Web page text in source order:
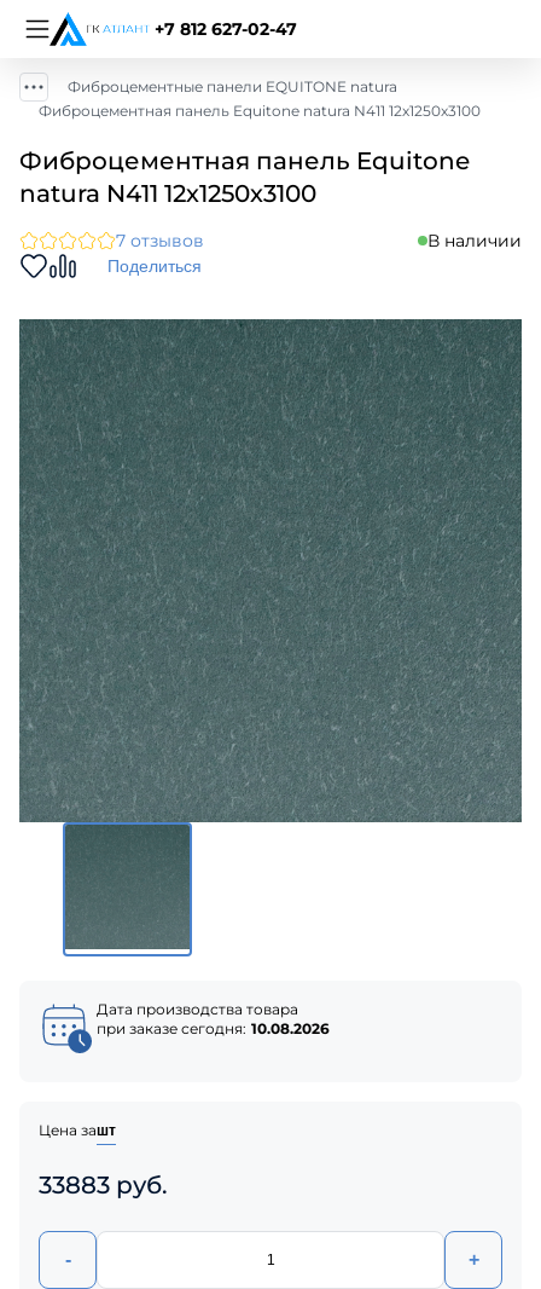
+7 812 627-02-47
Фиброцементные панели EQUITONE natura
Фиброцементная панель Equitone natura N411 12х1250х3100
Фиброцементная панель Equitone
natura N411 12х1250х3100
7 отзывов В наличии
Поделиться
Дата производства товара
при заказе сегодня: 10.08.2026
Цена зашт
33883 руб.
- +